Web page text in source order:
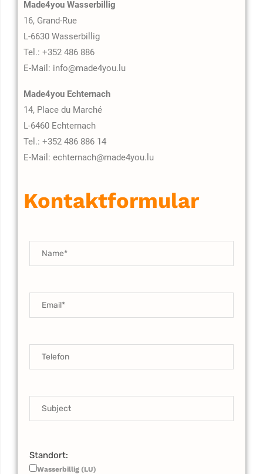
Made4you Wasserbillig
16, Grand-Rue
L-6630 Wasserbillig
Tel.: +352 486 886
E-Mail: info@made4you.lu
Made4you Echternach
14, Place du Marché
L-6460 Echternach
Tel.: +352 486 886 14
E-Mail: echternach@made4you.lu
Kontaktformular
Standort:
Wasserbillig (LU)